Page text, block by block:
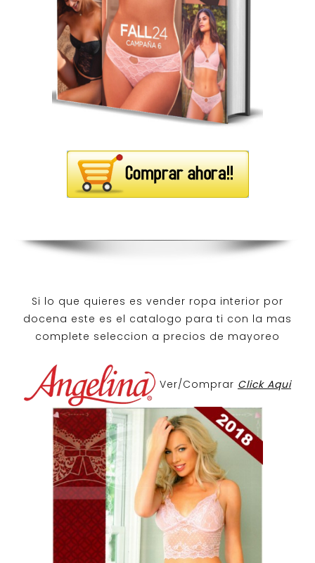
Si lo que quieres es vender ropa interior por
docena este es el catalogo para ti con la mas
complete seleccion a precios de mayoreo
Ver/Comprar Click Aqui